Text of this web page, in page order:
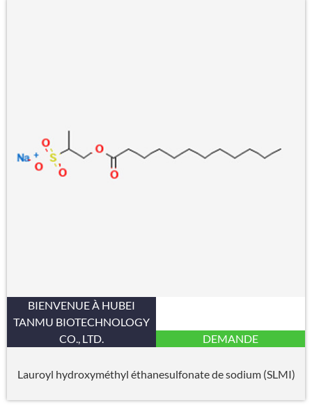
BIENVENUE À HUBEI
TANMU BIOTECHNOLOGY
CO., LTD.
DEMANDE
Lauroyl hydroxyméthyl éthanesulfonate de sodium (SLMI)